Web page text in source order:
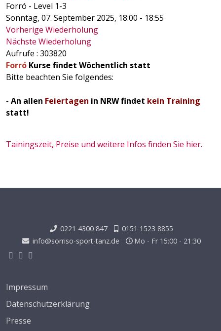
Forró - Level 1-3
Sonntag, 07. September 2025, 18:00 - 18:55
Vorherige Wiederholung
Nächste Wiederholung
Aufrufe : 303820
Forró Kurse findet Wöchentlich statt
Bitte beachten Sie folgendes:
- An allen Feiertagen in NRW findet kein Training
statt!
Tainingszeit, Preise und weitere Infos finden Sie hier.
0221 4300 847
0151 1523 8855
info@sorriso-sport-tanz.de
Mo - Fr 15:00 - 21:30
Impressum
Datenschutzerklärung
Presse